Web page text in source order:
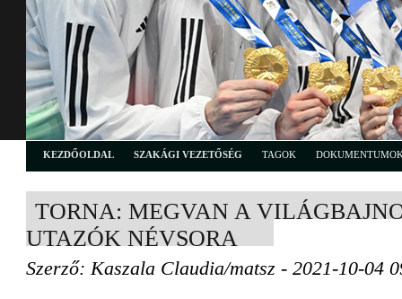
KEZDŐOLDAL SZAKÁGI VEZETŐSÉG TAGOK
TORNA: MEGVAN A
UTAZÓK NÉVSORA
Szerző: Kaszala Claudia/matsz - 2021-10-04